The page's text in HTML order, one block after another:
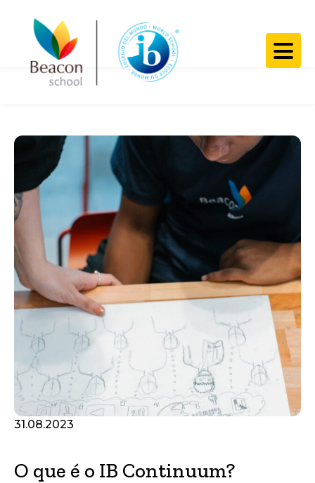
31.08.2023
O que é o IB Continuum?